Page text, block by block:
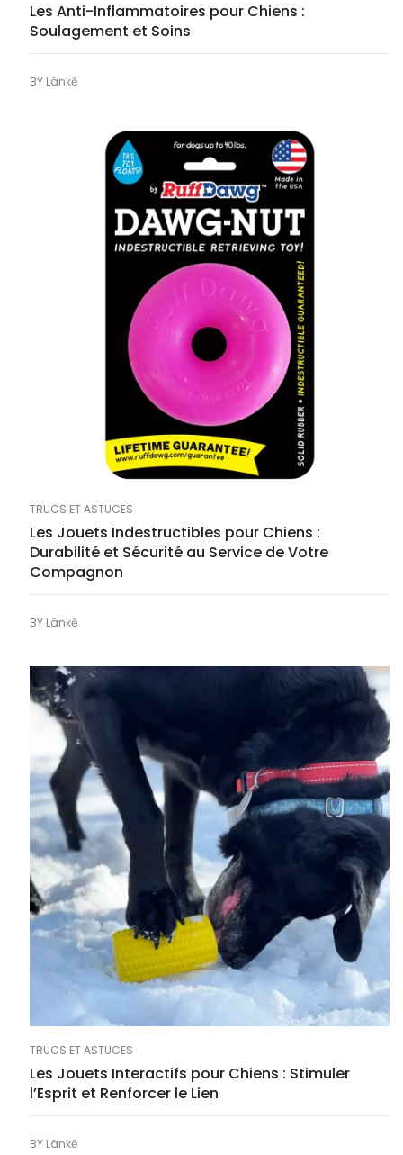
Les Anti-Inflammatoires pour Chiens :
Soulagement et Soins
BY Länkē
TRUCS ET ASTUCES
Les Jouets Indestructibles pour Chiens :
Durabilité et Sécurité au Service de Votre
Compagnon
BY Länkē
TRUCS ET ASTUCES
Les Jouets Interactifs pour Chiens : Stimuler
l’Esprit et Renforcer le Lien
BY Länkē